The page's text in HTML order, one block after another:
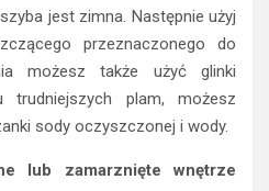
jest zimna. Następnie użyj
przeznaczonego do
możesz także użyć glinki
trudniejszych plam, możesz
sody oczyszczonej i wody.
lub zamarznięte wnętrze